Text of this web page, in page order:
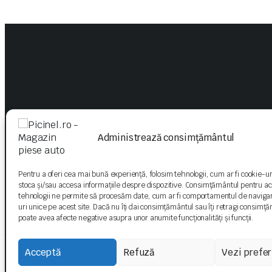
Administrează consimțământul
Pentru a oferi cea mai bună experiență, folosim tehnologii, cum ar fi cookie-
stoca și/sau accesa informațiile despre dispozitive. Consimțământul pentru
tehnologii ne permite să procesăm date, cum ar fi comportamentul de
uri unice pe acest site. Dacă nu îți dai consimțământul sau îți retragi
poate avea afecte negative asupra unor anumite funcționalități și funcții.
Acceptă Refuză Vezi
Follow us:
Copyright 2023 © Blonwe WordPress Theme. All right reserved. Powered